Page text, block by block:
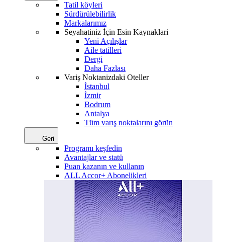
Tatil köyleri
Sürdürülebilirlik
Markalarımız
Seyahatiniz İçin Esin Kaynaklari
Yeni Açılışlar
Aile tatilleri
Dergi
Daha Fazlası
Variş Noktanizdaki Oteller
İstanbul
İzmir
Bodrum
Antalya
Tüm varış noktalarını görün
Geri
Programı keşfedin
Avantajlar ve statü
Puan kazanın ve kullanın
ALL Accor+ Abonelikleri